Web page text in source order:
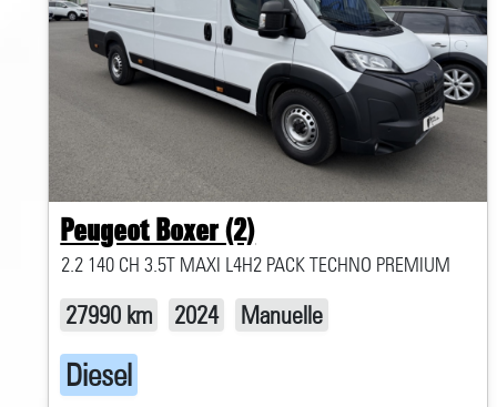
Peugeot Boxer (2)
2.2 140 CH 3.5T MAXI L4H2 PACK TECHNO PREMIUM
27990 km 2024 Manuelle
Diesel